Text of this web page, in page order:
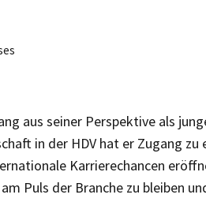
aus seiner Perspektive als
in der HDV hat er Zugang zu
Karrierechancen
Puls der Branche zu bleiben